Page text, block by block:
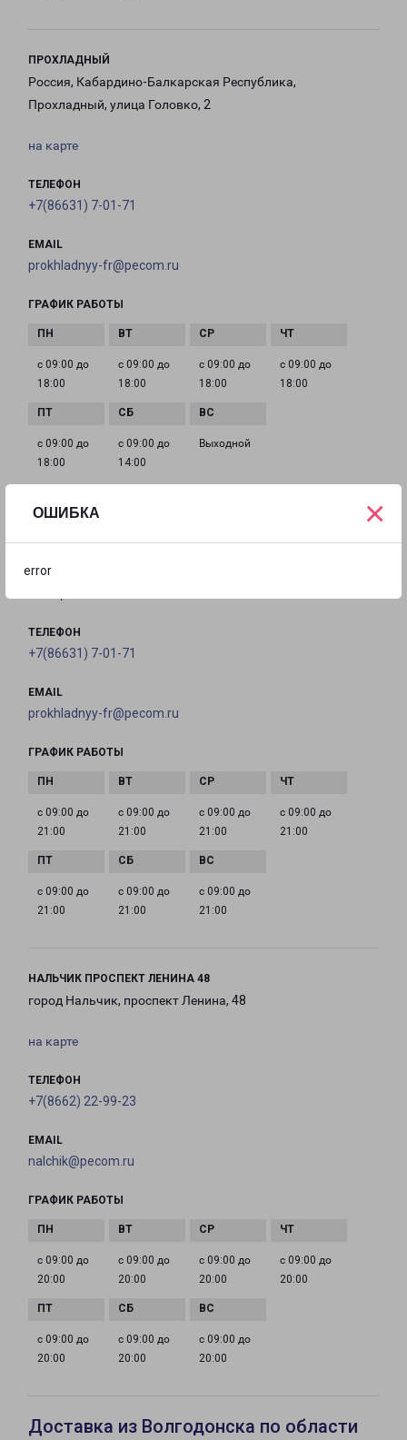
ОШИБКА
error
×
ПРОХЛАДНЫЙ
Россия, Кабардино-Балкарская Республика,
Прохладный, улица Головко, 2
на карте
ТЕЛЕФОН
+7(86631) 7-01-71
EMAIL
prokhladnyy-fr@pecom.ru
ГРАФИК РАБОТЫ
с 09:00 до
18:00
с 09:00 до
18:00
с 09:00 до
18:00
с 09:00 до
18:00
с 09:00 до
18:00
с 09:00 до
14:00
Выходной
ТЕЛЕФОН
+7(86631) 7-01-71
EMAIL
prokhladnyy-fr@pecom.ru
ГРАФИК РАБОТЫ
с 09:00 до
21:00
с 09:00 до
21:00
с 09:00 до
21:00
с 09:00 до
21:00
с 09:00 до
21:00
с 09:00 до
21:00
с 09:00 до
21:00
НАЛЬЧИК ПРОСПЕКТ ЛЕНИНА 48
город Нальчик, проспект Ленина, 48
на карте
ТЕЛЕФОН
+7(8662) 22-99-23
EMAIL
nalchik@pecom.ru
ГРАФИК РАБОТЫ
с 09:00 до
20:00
с 09:00 до
20:00
с 09:00 до
20:00
с 09:00 до
20:00
с 09:00 до
20:00
с 09:00 до
20:00
с 09:00 до
20:00
Доставка из Волгодонска по области